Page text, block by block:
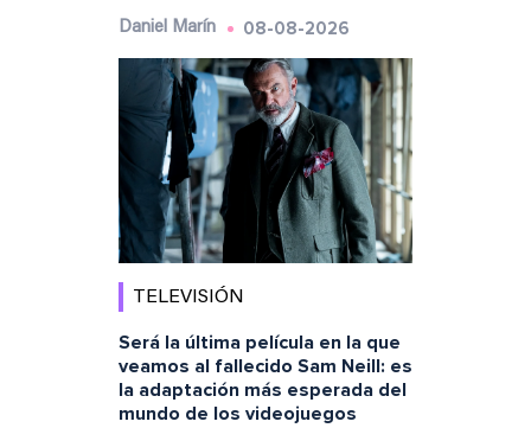
Daniel Marín 08-08-2026
TELEVISIÓN
Será la última película en la que
veamos al fallecido Sam Neill: es
la adaptación más esperada del
mundo de los videojuegos